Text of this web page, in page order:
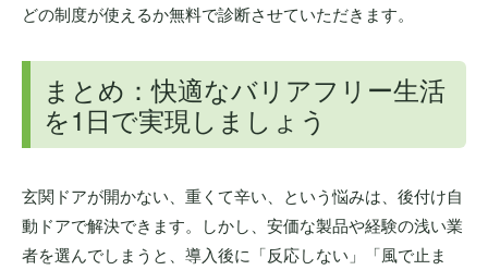
どの制度が使えるか無料で診断させていただきます。
まとめ：快適なバリアフリー生活
を1日で実現しましょう
玄関ドアが開かない、重くて辛い、という悩みは、後付け自
動ドアで解決できます。しかし、安価な製品や経験の浅い業
者を選んでしまうと、導入後に「反応しない」「風で止ま